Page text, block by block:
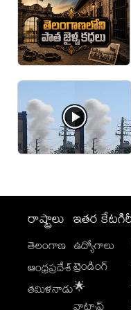
రాష్ట్రాలు
తెలంగాణ
ఆంధ్రప్రదేశ్
తమిళనాడు
ఇతర
ఉద్యోగాలు
ట్రెండింగ్
🌟